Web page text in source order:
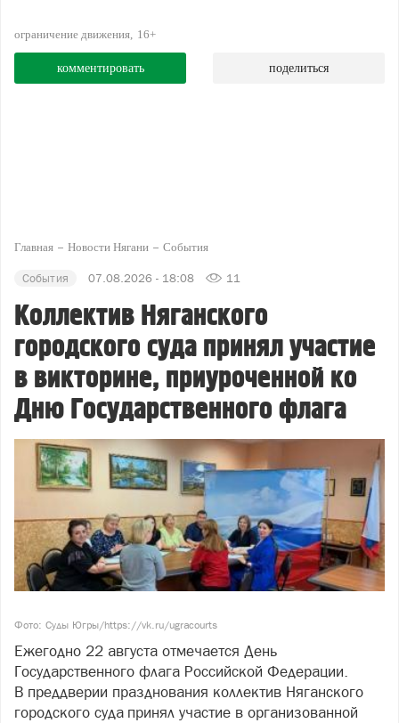
ограничение движения 16+
комментировать поделиться
Главная Новости Нягани События
События 07.08.2026 - 18:08 11
Коллектив Няганского
городского суда принял участие
в викторине, приуроченной ко
Дню Государственного флага
Фото: Суды Югры/https://vk.ru/ugracourts
Ежегодно 22 августа отмечается День
Государственного флага Российской Федерации.
В преддверии празднования коллектив Няганского
городского суда принял участие в организованной